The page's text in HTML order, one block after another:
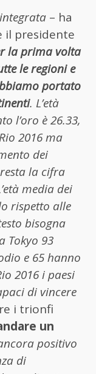
– ha
il presidente
la prima volta
le regioni e
portato
. L’età
l’oro è 26.33,
2016 ma
dei
la cifra
media dei
rispetto alle
bisogna
Tokyo 93
e 65 hanno
2016 i paesi
di vincere
i trionfi
un
positivo
di